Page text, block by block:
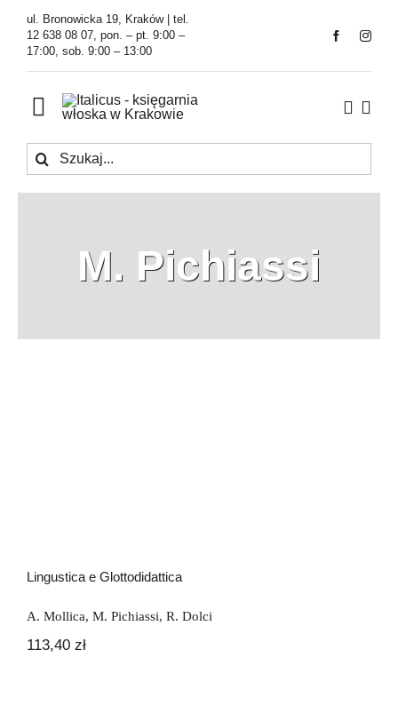
Przejdź
zawartości
ul. Bronowicka 19, Kraków | tel.
12 638 08 07, pon. – pt. 9:00 –
17:00, sob. 9:00 – 13:00
Toggle
Navigation
Księgarnia
Tłumaczenia
Szukaj
M. Pichiassi
Lingustica e Glottodidattica
A. Mollica, M. Pichiassi, R. Dolci
113,40 zł